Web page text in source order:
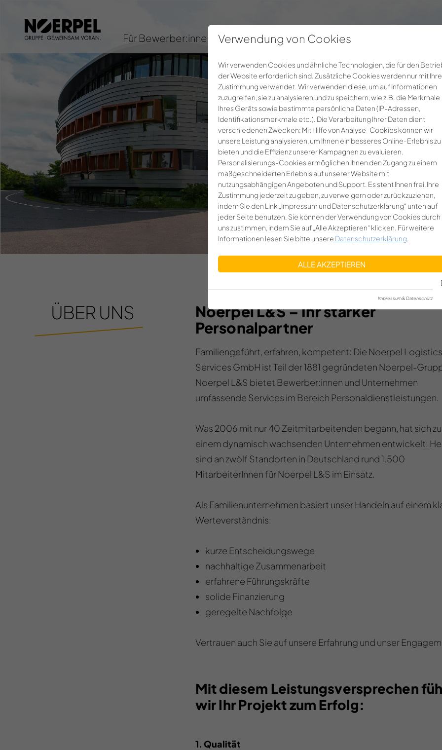
Für Bewerber:innen Für Unternehmen Über uns
ÜBER UNS
Noerpel L&S – Ihr starker
Personalpartner
Familiengeführt, erfahren, kompetent: Die Noerpel
Services GmbH ist Teil der 1881 gegründeten Noerpel-
Noerpel L&S bietet Bewerber:innen und Unternehmen
umfassende Services im Bereich Personaldienstleistungen.
Was 2006 mit nur 40 Zeitmitarbeitenden begann, hat sich zu
einem dynamisch wachsenden Unternehmen entwickelt:
sind an zwölf Standorten in Deutschland rund 1.500
MitarbeiterInnen für Noerpel L&S im Einsatz.
Als Familienunternehmen basiert unser Handeln auf einem
Werteverständnis:
kurze Entscheidungswege
nachhaltige Zusammenarbeit
erfahrene Führungskräfte
solide Finanzierung
geregelte Nachfolge
Vertrauen auch Sie auf unsere Erfahrung und unser
Mit diesem Leistungsversprechen
wir Ihr Projekt zum Erfolg:
1. Qualität
Verwendung von Cookies
Wir verwenden Cookies und ähnliche Technologien, die für den
der Website erforderlich sind. Zusätzliche Cookies werden nur mit
Zustimmung verwendet. Wir verwenden diese, um auf Informationen
zuzugreifen, sie zu analysieren und zu speichern, wie z.B. die Merkmale
Ihres Geräts sowie bestimmte persönliche Daten (IP-Adressen,
Identifikationsmerkmale etc.). Die Verarbeitung Ihrer Daten dient
verschiedenen Zwecken: Mit Hilfe von Analyse-Cookies können wir
unsere Leistung analysieren, um Ihnen ein besseres Online-Erlebnis zu
bieten und die Effizienz unserer Kampagnen zu evaluieren.
Personalisierungs-Cookies ermöglichen Ihnen den Zugang zu einem
maßgeschneiderten Erlebnis auf unserer Website mit
nutzungsabhängigen Angeboten und Support. Es steht Ihnen frei, Ihre
Zustimmung jederzeit zu geben, zu verweigern oder zurückzuziehen,
indem Sie den Link „Impressum und Datenschutzerklärung“ unten auf
jeder Seite benutzen. Sie können der Verwendung von Cookies durch
uns zustimmen, indem Sie auf „Alle Akzeptieren“ klicken. Für weitere
Informationen lesen Sie bitte unsere Datenschutzerklärung.
ALLE AKZEPTIEREN
Impressum & Datenschutz